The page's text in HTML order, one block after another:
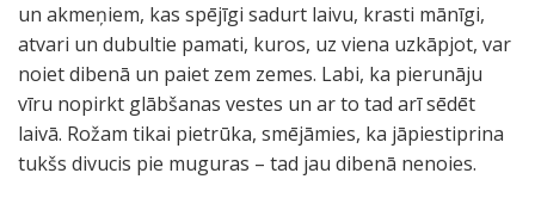
un akmeņiem, kas spējīgi sadurt laivu, krasti mānīgi,
atvari un dubultie pamati, kuros, uz viena uzkāpjot, var
noiet dibenā un paiet zem zemes. Labi, ka pierunāju
vīru nopirkt glābšanas vestes un ar to tad arī sēdēt
laivā. Rožam tikai pietrūka, smējāmies, ka jāpiestiprina
tukšs divucis pie muguras – tad jau dibenā nenoies.